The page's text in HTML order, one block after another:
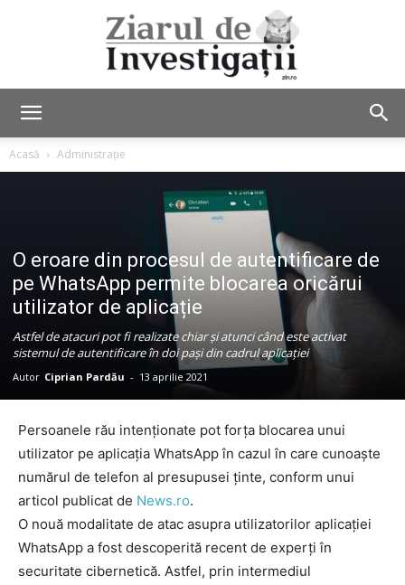
de
Investigații
Acasă Administrație
O eroare din procesul de autentificare de
pe WhatsApp permite blocarea oricărui
utilizator de aplicație
Astfel de atacuri pot fi realizate chiar și atunci când este activat
sistemul de autentificare în doi pași din cadrul aplicației
Autor Ciprian Pardău - 13 aprilie 2021
Persoanele rău intenționate pot forța blocarea unui
utilizator pe aplicația WhatsApp în cazul în care cunoaște
numărul de telefon al presupusei ținte, conform unui
articol publicat de News.ro.
O nouă modalitate de atac asupra utilizatorilor aplicației
WhatsApp a fost descoperită recent de experți în
securitate cibernetică. Astfel, prin intermediul